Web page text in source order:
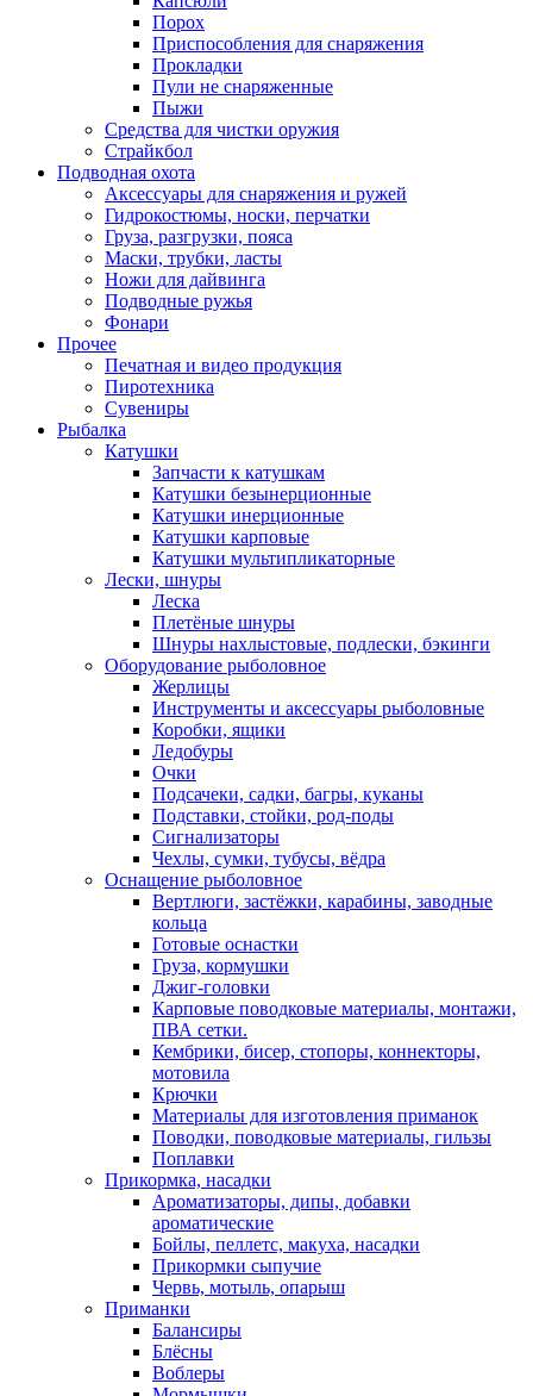
Порох
Приспособления для снаряжения
Прокладки
Пули не снаряженные
Пыжи
Средства для чистки оружия
Страйкбол
Подводная охота
Аксессуары для снаряжения и ружей
Гидрокостюмы, носки, перчатки
Груза, разгрузки, пояса
Маски, трубки, ласты
Ножи для дайвинга
Подводные ружья
Фонари
Прочее
Печатная и видео продукция
Пиротехника
Сувениры
Рыбалка
Катушки
Запчасти к катушкам
Катушки безынерционные
Катушки инерционные
Катушки карповые
Катушки мультипликаторные
Лески, шнуры
Леска
Плетёные шнуры
Шнуры нахлыстовые, подлески, бэкинги
Оборудование рыболовное
Жерлицы
Инструменты и аксессуары рыболовные
Коробки, ящики
Ледобуры
Очки
Подсачеки, садки, багры, куканы
Подставки, стойки, род-поды
Сигнализаторы
Чехлы, сумки, тубусы, вёдра
Оснащение рыболовное
Вертлюги, застёжки, карабины, заводные
кольца
Готовые оснастки
Груза, кормушки
Джиг-головки
Карповые поводковые материалы, монтажи,
ПВА сетки.
Кембрики, бисер, стопоры, коннекторы,
мотовила
Крючки
Материалы для изготовления приманок
Поводки, поводковые материалы, гильзы
Поплавки
Прикормка, насадки
Ароматизаторы, дипы, добавки
ароматические
Бойлы, пеллетс, макуха, насадки
Прикормки сыпучие
Червь, мотыль, опарыш
Приманки
Балансиры
Блёсны
Воблеры